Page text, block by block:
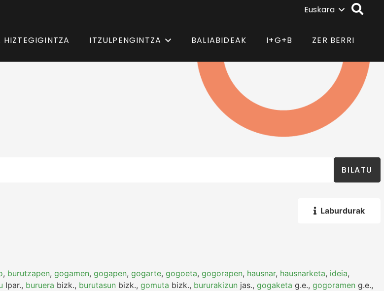
Euskara
HIZTEGIGINTZA ITZULPENGINTZA BALIABIDEAK I+G+B ZER BERRI
BILATU
Laburdurak
, burutzapen, gogamen, gogapen, gogarte, gogoeta, gogorapen, hausnar, hausnarketa, ideia,
Ipar., buruera bizk., burutasun bizk., gomuta bizk., bururakizun jas., gogaketa g.e., gogoramen g.e.,